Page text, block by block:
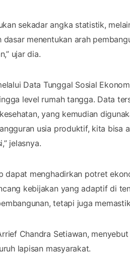
sekadar angka statistik,
dasar menentukan arah
ujar dia.
Data Tunggal Sosial
level rumah tangga. Data
yang kemudian
usia produktif, kita bisa
jelasnya.
dapat menghadirkan potret
kebijakan yang adaptif di
tetapi juga
Chandra Setiawan,
lapisan masyarakat.